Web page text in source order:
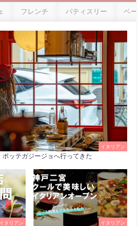
フレンチ パティスリー ベー
イタリアン
ッテガジージョへ行ってきた
イタリアン イタリアン